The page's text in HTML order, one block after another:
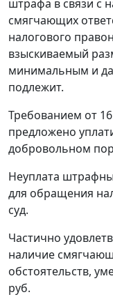
штрафа в связи с
смягчающих
налогового
взыскиваемый
минимальным и
подлежит.
Требованием от
предложено
добровольном
Неуплата
для обращения
суд.
Частично
наличие
обстоятельств,
руб.